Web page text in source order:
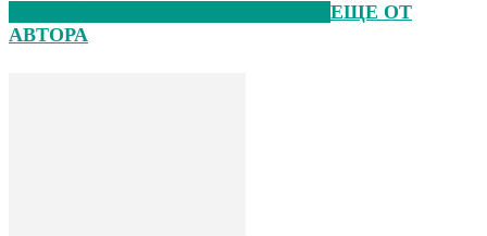
ЕЩЕ ОТ
АВТОРА